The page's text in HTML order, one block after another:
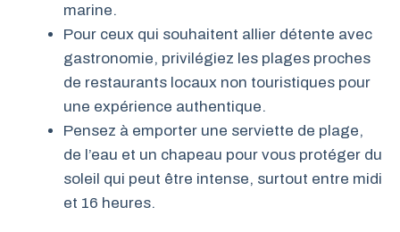
marine.
Pour ceux qui souhaitent allier détente avec
gastronomie, privilégiez les plages proches
de restaurants locaux non touristiques pour
une expérience authentique.
Pensez à emporter une serviette de plage,
de l’eau et un chapeau pour vous protéger du
soleil qui peut être intense, surtout entre midi
et 16 heures.